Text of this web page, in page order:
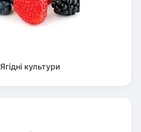
Ягідні культури